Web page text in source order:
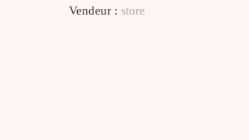
Vendeur :store